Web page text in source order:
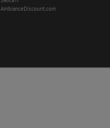
AmbianceDiscount.com